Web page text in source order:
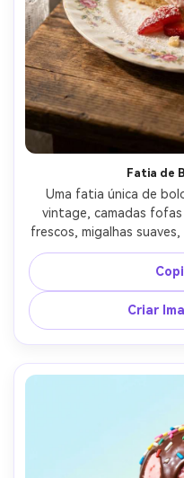
Fatia de
Uma fatia única de
vintage, camadas
frescos, migalhas
à esquerda com
Fujifilm GFX 100S,
aconchegante,
Criar